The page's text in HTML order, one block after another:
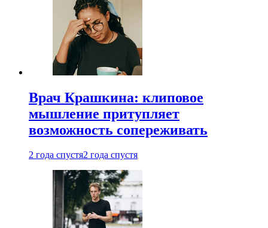
Врач Крашкина: клиповое
мышление притупляет
возможность сопереживать
2 года спустя2 года спустя